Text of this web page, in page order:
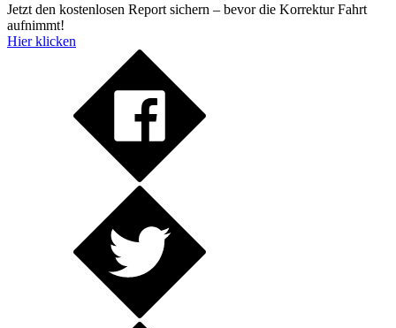
Jetzt den kostenlosen Report sichern – bevor die Korrektur Fahrt
aufnimmt!
Hier klicken